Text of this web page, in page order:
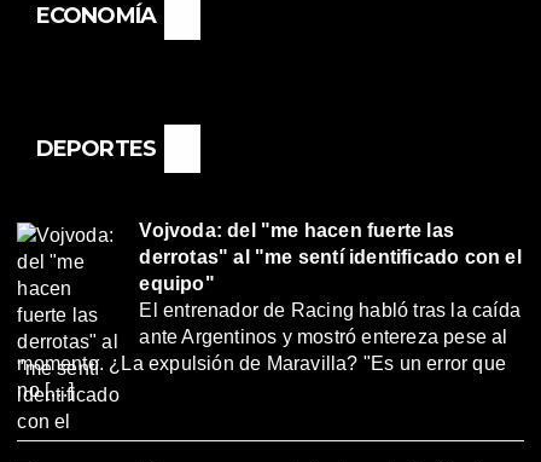
ECONOMÍA
DEPORTES
Vojvoda: del "me hacen fuerte las
derrotas" al "me sentí identificado con el
equipo"
El entrenador de Racing habló tras la caída
ante Argentinos y mostró entereza pese al
momento. ¿La expulsión de Maravilla? "Es un error que
no […]